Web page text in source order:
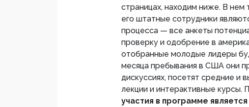
страницах, находим ниже. В
его штатные сотрудники
процесса — все анкеты
проверку и одобрение в
отобранные молодые лидеры
месяца пребывания в США они
дискуссиях, посетят средние
лекции и интерактивные курсы.
участия в программе